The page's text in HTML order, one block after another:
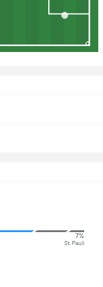
7%
St. Pauli